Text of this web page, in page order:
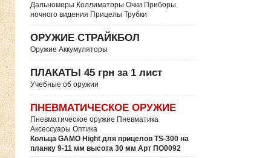
Дальномеры Коллиматоры Очки Приборы
ночного видения Прицелы Трубки
ОРУЖИЕ СТРАЙКБОЛ
Оружие Аккумуляторы
ПЛАКАТЫ 45 грн за 1 лист
Учебные об оружии
ПНЕВМАТИЧЕСКОЕ ОРУЖИЕ
Пневматическое оружие Пневматика
Аксессуары Оптика
Кольца GAMO Hight для прицелов TS-300 на
планку 9-11 мм высота 30 мм Арт ПО0092